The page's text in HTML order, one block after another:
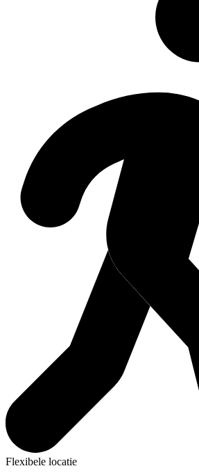
Flexibele locatie